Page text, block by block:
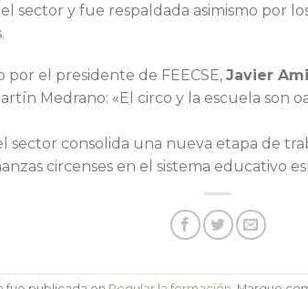
sector y fue respaldada asimismo por
por el presidente de FEECSE, Javier
Medrano: «El circo y la escuela son
sector consolida una nueva etapa de
circenses en el sistema educativo